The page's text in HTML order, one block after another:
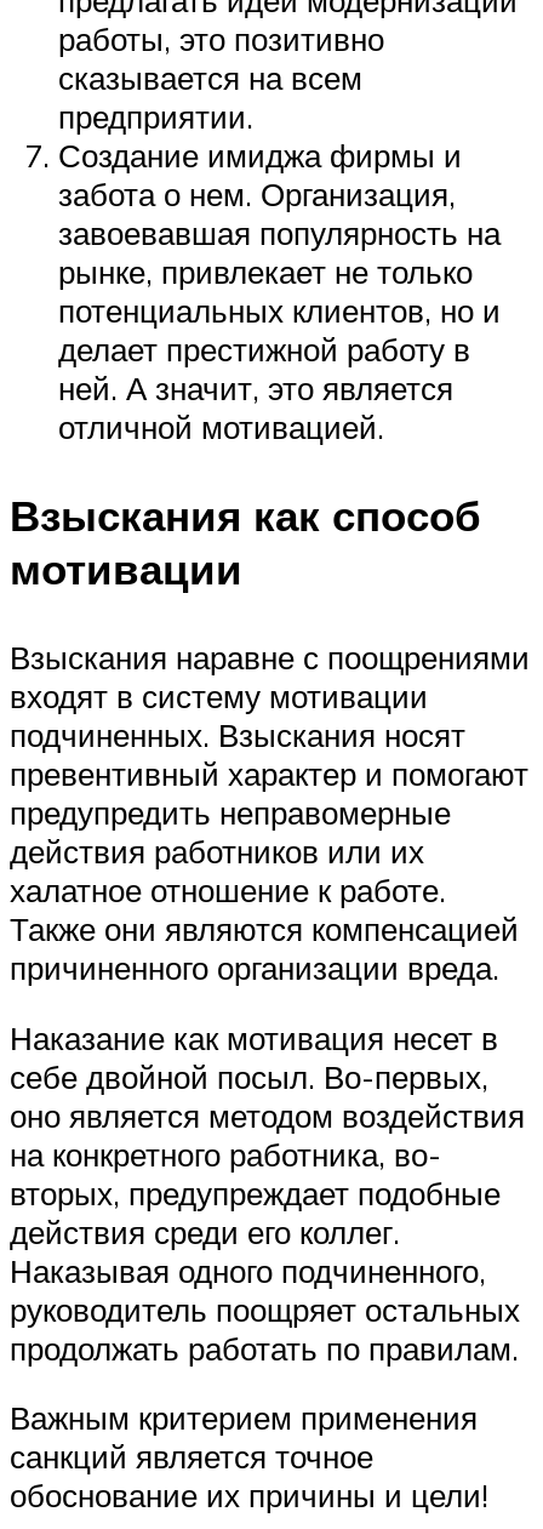
работы, это позитивно
сказывается на всем
предприятии.
Создание имиджа фирмы и
забота о нем. Организация,
завоевавшая популярность на
рынке, привлекает не только
потенциальных клиентов, но и
делает престижной работу в
ней. А значит, это является
отличной мотивацией.
Взыскания как способ
мотивации
Взыскания наравне с поощрениями
входят в систему мотивации
подчиненных. Взыскания носят
превентивный характер и помогают
предупредить неправомерные
действия работников или их
халатное отношение к работе.
Также они являются компенсацией
причиненного организации вреда.
Наказание как мотивация несет в
себе двойной посыл. Во-первых,
оно является методом воздействия
на конкретного работника, во-
вторых, предупреждает подобные
действия среди его коллег.
Наказывая одного подчиненного,
руководитель поощряет остальных
продолжать работать по правилам.
Важным критерием применения
санкций является точное
обоснование их причины и цели!